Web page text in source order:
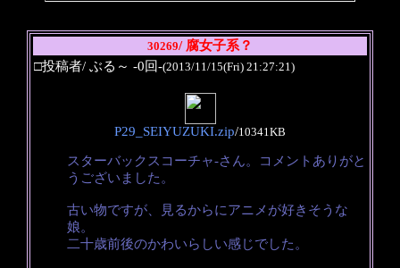
30269/ 腐女子系？
□投稿者/ ぶる～ -0回-(2013/11/15(Fri) 21:27:21)
P29_SEIYUZUKI.zip/10341KB
スターバックスコーチャ-さん。コメントありがと
うございました。
古い物ですが、見るからにアニメが好きそうな
娘。
二十歳前後のかわいらしい感じでした。